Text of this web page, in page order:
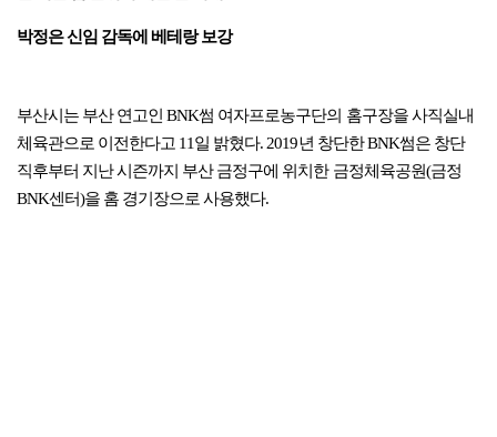
박정은 신임 감독에 베테랑 보강
부산시는 부산 연고인 BNK썸 여자프로농구단의 홈구장을 사직실내
체육관으로 이전한다고 11일 밝혔다. 2019년 창단한 BNK썸은 창단
직후부터 지난 시즌까지 부산 금정구에 위치한 금정체육공원(금정
BNK센터)을 홈 경기장으로 사용했다.